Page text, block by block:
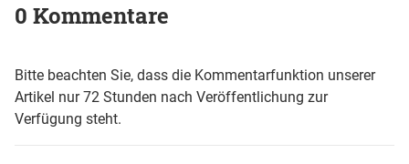
0 Kommentare
Bitte beachten Sie, dass die Kommentarfunktion unserer
Artikel nur 72 Stunden nach Veröffentlichung zur
Verfügung steht.